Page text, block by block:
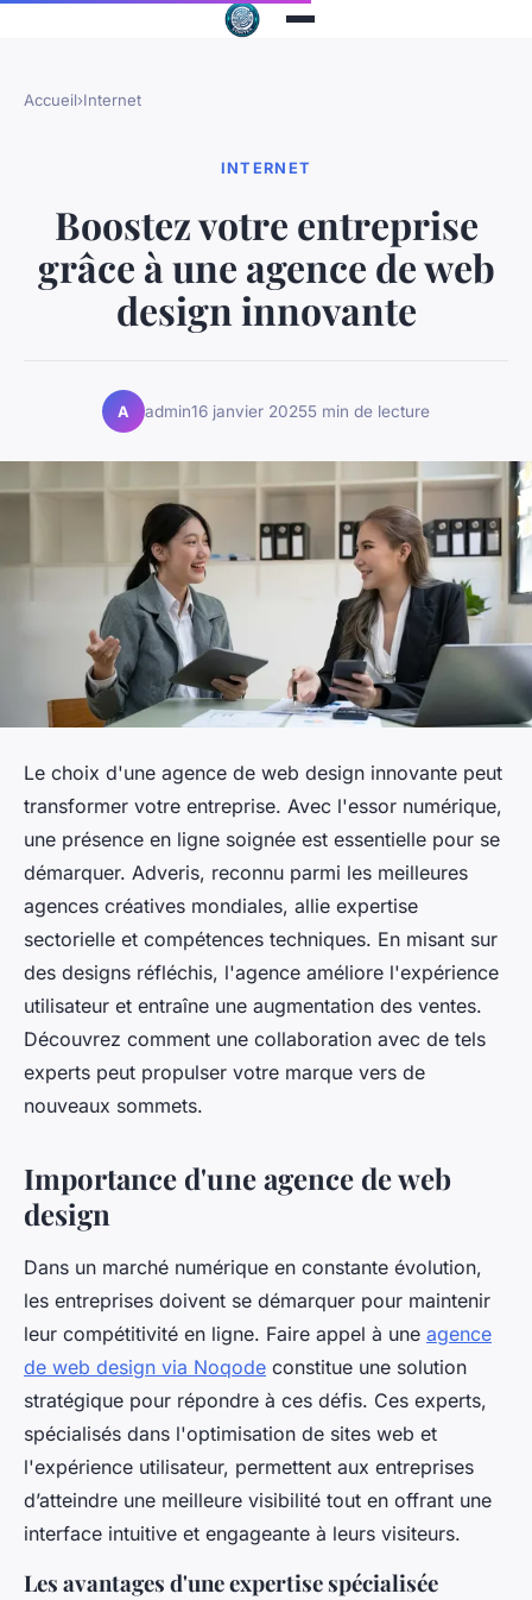
Accueil›Internet
INTERNET
Boostez votre entreprise
grâce à une agence de web
design innovante
A admin16 janvier 20255 min de lecture
Le choix d'une agence de web design innovante peut
transformer votre entreprise. Avec l'essor numérique,
une présence en ligne soignée est essentielle pour se
démarquer. Adveris, reconnu parmi les meilleures
agences créatives mondiales, allie expertise
sectorielle et compétences techniques. En misant sur
des designs réfléchis, l'agence améliore l'expérience
utilisateur et entraîne une augmentation des ventes.
Découvrez comment une collaboration avec de tels
experts peut propulser votre marque vers de
nouveaux sommets.
Importance d'une agence de web
design
Dans un marché numérique en constante évolution,
les entreprises doivent se démarquer pour maintenir
leur compétitivité en ligne. Faire appel à une agence
de web design via Noqode constitue une solution
stratégique pour répondre à ces défis. Ces experts,
spécialisés dans l'optimisation de sites web et
l'expérience utilisateur, permettent aux entreprises
d’atteindre une meilleure visibilité tout en offrant une
interface intuitive et engageante à leurs visiteurs.
Les avantages d'une expertise spécialisée